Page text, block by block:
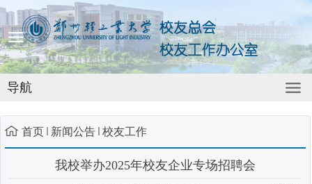
导航
首页 新闻公告 校友工作
我校举办2025年校友企业专场招聘会